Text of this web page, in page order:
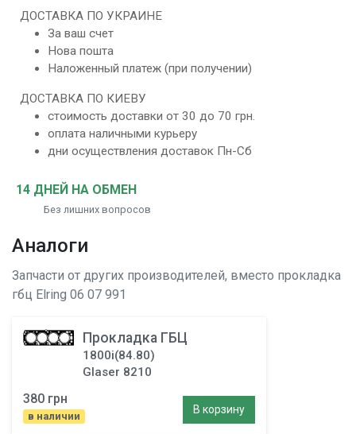
ДОСТАВКА ПО УКРАИНЕ
За ваш счет
Нова пошта
Наложенный платеж (при получении)
ДОСТАВКА ПО КИЕВУ
стоимость доставки от 30 до 70 грн.
оплата наличными курьеру
дни осуществления доставок Пн-Сб
14 ДНЕЙ НА ОБМЕН
Без лишних вопросов
Аналоги
Запчасти от других производителей, вместо прокладка
гбц Elring 06 07 991
Прокладка ГБЦ
1800i(84.80)
Glaser 8210
380 грн
в наличии
В корзину